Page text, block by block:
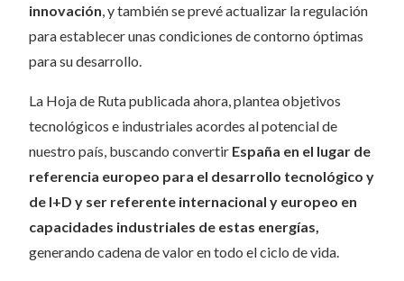
innovación , y también se prevé actualizar la regulación
para establecer unas condiciones de contorno óptimas
para su desarrollo.
La Hoja de Ruta publicada ahora, plantea objetivos
tecnológicos e industriales acordes al potencial de
nuestro país, buscando convertir España en el lugar de
referencia europeo para el desarrollo tecnológico y
de I+D y ser referente internacional y europeo en
capacidades industriales de estas energías,
generando cadena de valor en todo el ciclo de vida.